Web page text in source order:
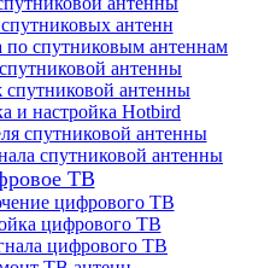
антенн
по спутниковым антеннам
антенны
антенны
и настройка Hotbird
спутниковой антенны
спутниковой антенны
ТВ
цифрового ТВ
цифрового ТВ
цифрового ТВ